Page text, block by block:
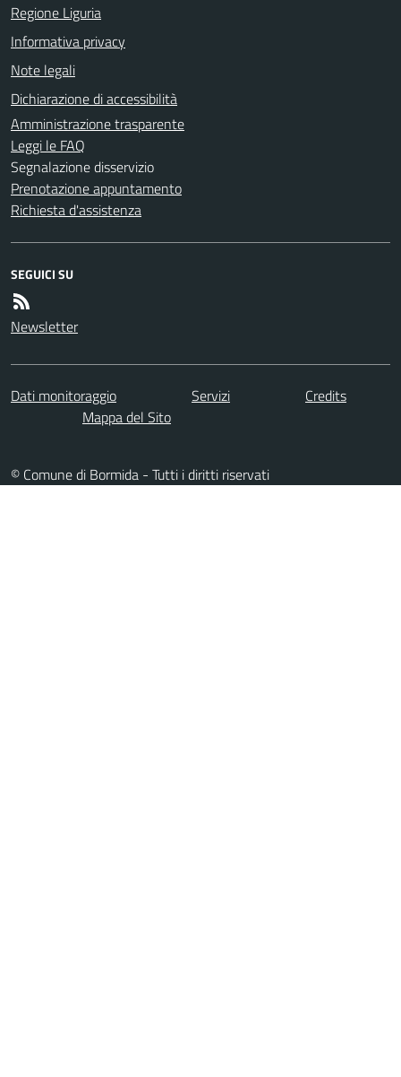
Regione Liguria
Informativa privacy
Note legali
Dichiarazione di accessibilità
Amministrazione trasparente
Leggi le FAQ
Segnalazione disservizio
Prenotazione appuntamento
Richiesta d'assistenza
SEGUICI SU
Newsletter
Dati monitoraggio Servizi
Credits
Mappa del Sito
© Comune di Bormida - Tutti i diritti riservati